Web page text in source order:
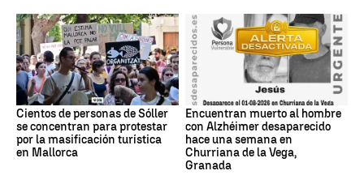
Cientos de personas de Sóller
se concentran para protestar
por la masificación turística
en Mallorca
Encuentran muerto al hombre
con Alzhéimer desaparecido
hace una semana en
Churriana de la Vega,
Granada